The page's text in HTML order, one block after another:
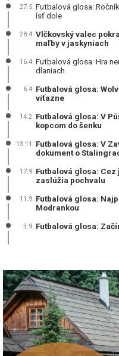
27.5. Futbalová glosa:
ísť dole
28.4. Vlčkovský valec
maľby v jaskyniach
16.4. Futbalová glosa: Hra
dlaniach
6.4. Futbalová glosa:
víťazne
14.2. Futbalová glosa: V
kopcom do šenku
13.11. Futbalová glosa: V
dokument o
17.9. Futbalová glosa:
zaslúžia pochvalu
11.9. Futbalová glosa:
Modrankou
3.9. Futbalová glosa: